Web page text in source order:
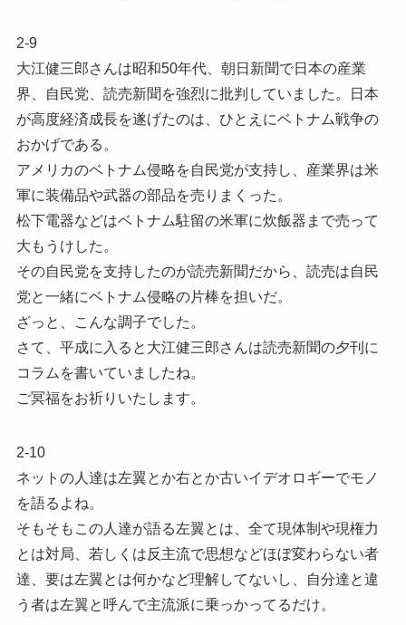
2-9
大江健三郎さんは昭和50年代、朝日新聞で日本の産業
界、自民党、読売新聞を強烈に批判していました。日本
が高度経済成長を遂げたのは、ひとえにベトナム戦争の
おかげである。
アメリカのベトナム侵略を自民党が支持し、産業界は米
軍に装備品や武器の部品を売りまくった。
松下電器などはベトナム駐留の米軍に炊飯器まで売って
大もうけした。
その自民党を支持したのが読売新聞だから、読売は自民
党と一緒にベトナム侵略の片棒を担いだ。
ざっと、こんな調子でした。
さて、平成に入ると大江健三郎さんは読売新聞の夕刊に
コラムを書いていましたね。
ご冥福をお祈りいたします。
2-10
ネットの人達は左翼とか右とか古いイデオロギーでモノ
を語るよね。
そもそもこの人達が語る左翼とは、全て現体制や現権力
とは対局、若しくは反主流で思想などほぼ変わらない者
達、要は左翼とは何かなど理解してないし、自分達と違
う者は左翼と呼んで主流派に乗っかってるだけ。